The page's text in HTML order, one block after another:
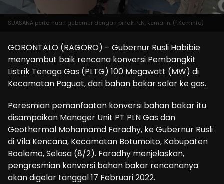
SUASANA pertemuan gubernur dengan pihak PLN, kemarin. (f.Kominfo)
GORONTALO (RAGORO) – Gubernur Rusli Habibie
menyambut baik rencana konversi Pembangkit
Listrik Tenaga Gas (PLTG) 100 Megawatt (MW) di
Kecamatan Paguat, dari bahan bakar solar ke gas.
Peresmian pemanfaatan konversi bahan bakar itu
disampaikan Manager Unit PT PLN Gas dan
Geothermal Mohamamd Faradhy, ke Gubernur Rusli
di Vila Kencana, Kecamatan Botumoito, Kabupaten
Boalemo, Selasa (8/2). Faradhy menjelaskan,
pengresmian konversi bahan bakar rencananya
akan digelar tanggal 17 Februari 2022.